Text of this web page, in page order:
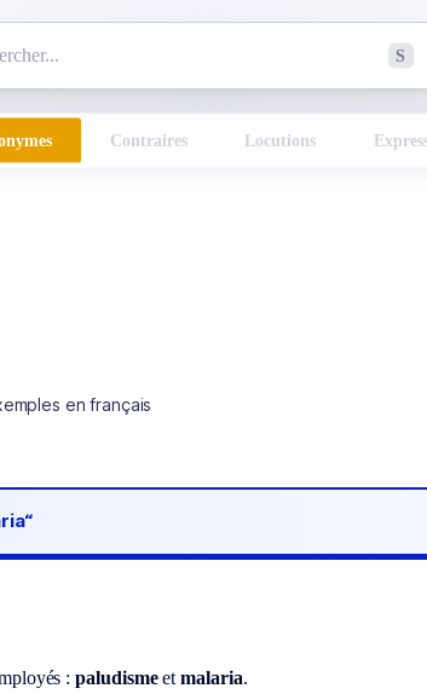
S
Contraires Locutions
en français
:paludismeetmalaria.